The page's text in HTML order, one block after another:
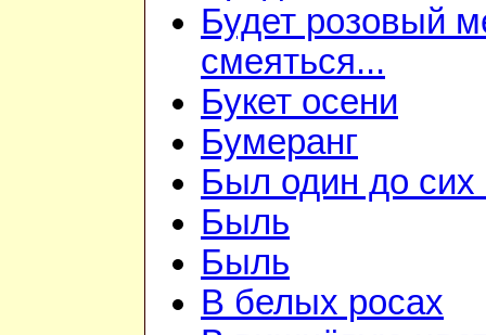
Будет розовый
смеяться...
Букет осени
Бумеранг
Был один до сих
Быль
Быль
В белых росах